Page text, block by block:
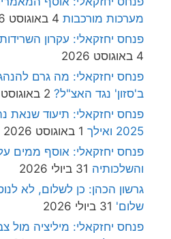
מערכות מורכבות 4 באוגוסט 2026
פנחס יחזקאלי: עקרון
4 באוגוסט 2026
פנחס יחזקאלי: מה גרם
ב'סזון' נגד האצ"ל? 2 באוגוסט 2026
פנחס יחזקאלי: תיעוד שנאת
2025 ואילך
1 באוגוסט 2026
פנחס יחזקאלי: אוסף ממים
והשלכותיה 31 ביולי 2026
גרשון הכהן: כן לשלום, לא
שלום' 31 ביולי 2026
פנחס יחזקאלי: מיליציה מול